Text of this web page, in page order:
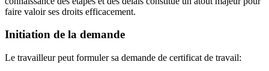
faire valoir ses droits efficacement.
Initiation de la demande
Le travailleur peut formuler sa demande de certificat de travail: